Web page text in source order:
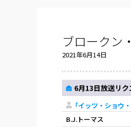
ブロークン
2021年6月14日
6月13日放送リク
「イッツ・ショウ
B.J.トーマス